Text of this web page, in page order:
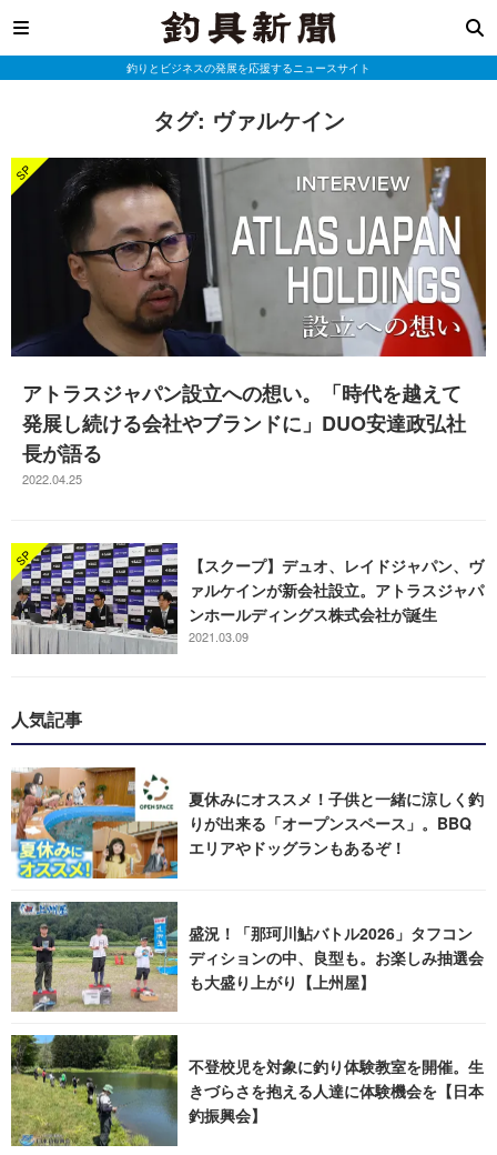
釣りとビジネスの発展を応援するニュースサイト
タグ: ヴァルケイン
アトラスジャパン設立への想い。「時代を越えて
発展し続ける会社やブランドに」DUO安達政弘社
長が語る
2022.04.25
【スクープ】デュオ、レイドジャパン、ヴ
ァルケインが新会社設立。アトラスジャパ
ンホールディングス株式会社が誕生
2021.03.09
人気記事
夏休みにオススメ！子供と一緒に涼しく釣
りが出来る「オープンスペース」。BBQ
エリアやドッグランもあるぞ！
盛況！「那珂川鮎バトル2026」タフコン
ディションの中、良型も。お楽しみ抽選会
も大盛り上がり【上州屋】
不登校児を対象に釣り体験教室を開催。生
きづらさを抱える人達に体験機会を【日本
釣振興会】